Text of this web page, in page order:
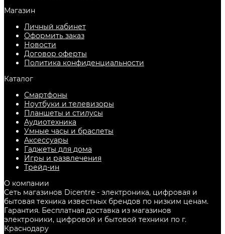
Магазин
Личный кабинет
Оформить заказ
Новости
Договор оферты
Политика конфиденциальности
Каталог
Смартфоны
Ноутбуки и телевизоры
Планшеты и стилусы
Аудиотехника
Умные часы и браслеты
Аксессуары
Гаджеты для дома
Игры и развлечения
Трейд-ин
О компании
Сеть магазинов Dicentre - электроника, цифровая и
бытовая техника известных брендов по низким ценам.
Гарантия. Бесплатная доставка из магазинов
электроники, цифровой и бытовой техники по г.
Краснодару